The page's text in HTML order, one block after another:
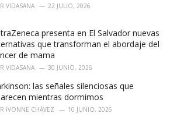
VIDASANA 22 JULIO, 2026
presenta en El Salvador nuevas
que transforman el abordaje del
de mama
VIDASANA 30 JUNIO, 2026
las señales silenciosas que
mientras dormimos
IVONNE CHÁVEZ 10 JUNIO, 2026